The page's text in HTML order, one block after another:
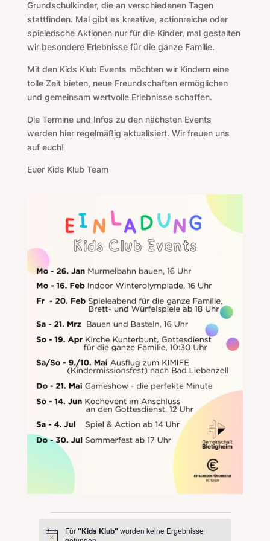
Grundschulkinder, die an verschiedenen Tagen
stattfinden. Mal gibt es kreative, actionreiche oder
spielerische Aktionen nur für die Kinder, mal gestalten
wir besondere Erlebnisse für die ganze Familie.
Mit den Kids Klub Events möchten wir Kindern eine
tolle Zeit bieten, neue Freundschaften ermöglichen
und gemeinsam wertvolle Erlebnisse schaffen.
Die Termine und Infos zu den nächsten Events
werden hier regelmäßig aktualisiert. Wir freuen uns
auf euch!
Euer Kids Klub Team
Für"Kids Klub"wurden keine Ergebnisse